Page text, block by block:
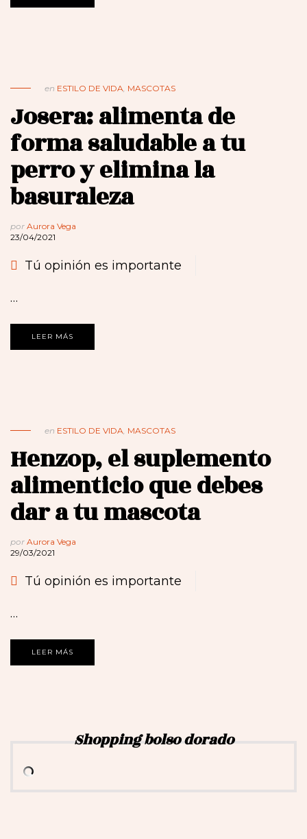
en ESTILO DE VIDA, MASCOTAS
Josera: alimenta de
forma saludable a tu
perro y elimina la
basuraleza
por Aurora Vega
23/04/2021
Tú opinión es importante
…
LEER MÁS
en ESTILO DE VIDA, MASCOTAS
Henzop, el suplemento
alimenticio que debes
dar a tu mascota
por Aurora Vega
29/03/2021
Tú opinión es importante
…
LEER MÁS
Shopping bolso dorado